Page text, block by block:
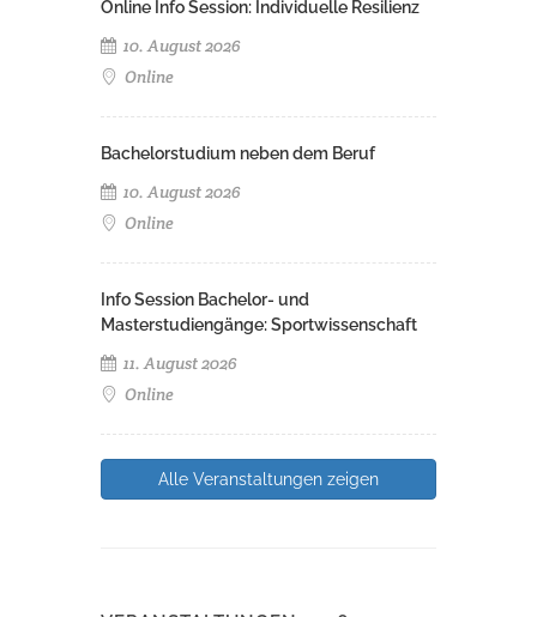
Online Info Session: Individuelle Resilienz
10. August 2026
Online
Bachelorstudium neben dem Beruf
10. August 2026
Online
Info Session Bachelor- und
Masterstudiengänge: Sportwissenschaft
11. August 2026
Online
Alle Veranstaltungen zeigen